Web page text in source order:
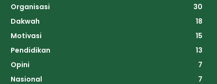
Organisasi
30
Dakwah
18
Motivasi
15
Pendidikan
13
Opini
7
Nasional
7